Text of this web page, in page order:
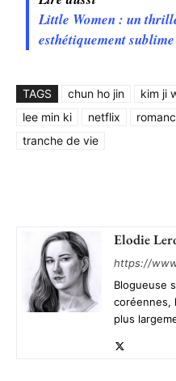
Little Women : un
esthétiquement sublime
TAGS chun ho jin kim ji
lee min ki
netflix
tranche de vie
Elodie
https://
Blogueuse
coréennes,
plus